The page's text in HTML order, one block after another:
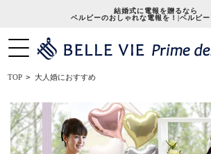
結婚式に電報を贈るなら
ベルビーのおしゃれな電報を！|ベルビー
TOP > 大人婚におすすめ